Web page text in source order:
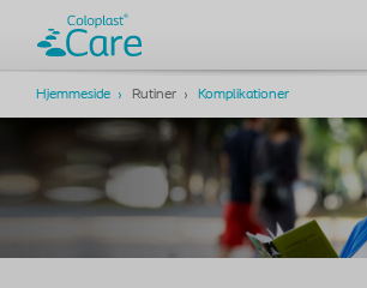
Hjemmeside Rutiner Komplikationer